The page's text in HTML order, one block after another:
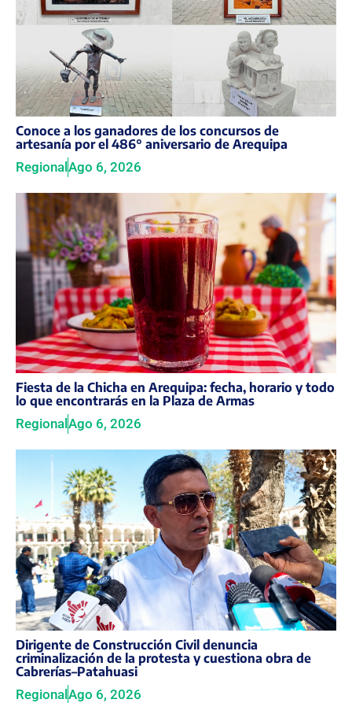
Conoce a los ganadores de los concursos de
artesanía por el 486° aniversario de Arequipa
RegionalAgo 6, 2026
Fiesta de la Chicha en Arequipa: fecha, horario y todo
lo que encontrarás en la Plaza de Armas
Regional Ago 6, 2026
Dirigente de Construcción Civil denuncia
criminalización de la protesta y cuestiona obra de
Cabrerías–Patahuasi
RegionalAgo 6, 2026